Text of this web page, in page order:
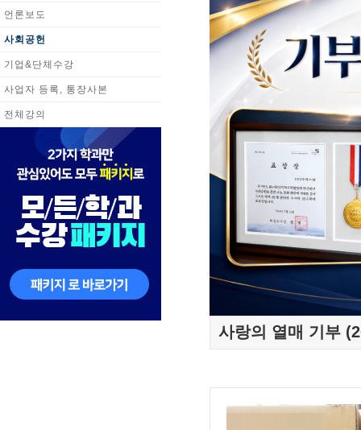
언론보도
사회공헌
기업&단체수강
사업자 등록, 통장사본
전체강의
사랑의 열매 기부